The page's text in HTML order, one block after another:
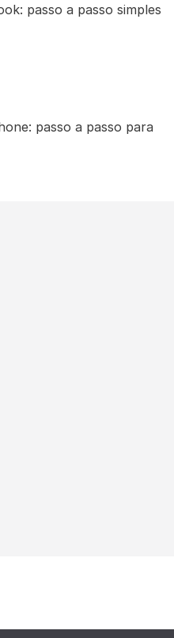
passo a passo simples
passo a passo para